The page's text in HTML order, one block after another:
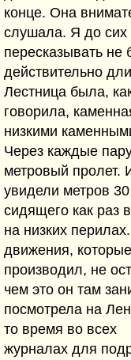
конце. Она
слушала. Я до
пересказывать не
действительно
Лестница была,
говорила,
низкими
Через каждые
метровый пролет.
увидели метров
сидящего как раз
на низких
движения,
производил, не
чем это он там
посмотрела на
то время во всех
журналах для